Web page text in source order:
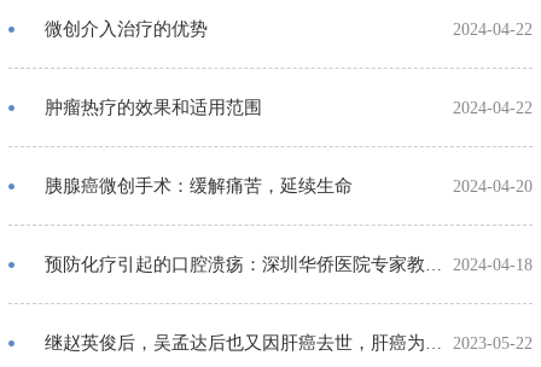
2024-04-22
微创介入治疗的优势
2024-04-22
肿瘤热疗的效果和适用范围
2024-04-20
胰腺癌微创手术：缓解痛苦，延续生命
2024-04-18
预防化疗引起的口腔溃疡：深圳华侨医院专家教你做好防护
2023-05-22
继赵英俊后，吴孟达后也又因肝癌去世，肝癌为啥这么容易得？